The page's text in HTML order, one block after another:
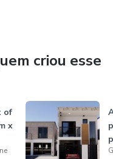
criou esse
of
x